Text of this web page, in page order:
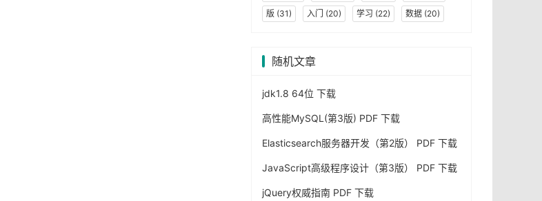
版 (31) 入门 (20) 学习 (22) 数据 (20)
随机文章
jdk1.8 64位 下载
高性能MySQL(第3版) PDF 下载
Elasticsearch服务器开发（第2版） PDF 下载
JavaScript高级程序设计（第3版） PDF 下载
jQuery权威指南 PDF 下载